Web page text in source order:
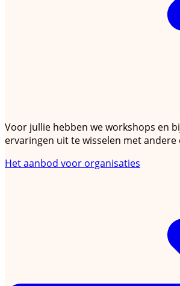
Voor jullie hebben we workshops en
ervaringen uit te wisselen met andere
Het aanbod voor organisaties